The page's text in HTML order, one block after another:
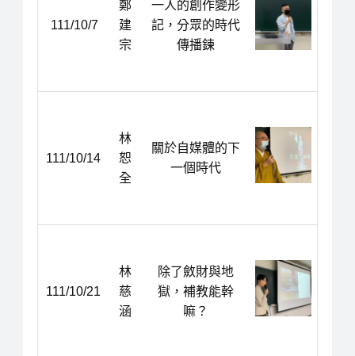
111/10/7
鄭
建
宗
一人的創作變形
記，分眾的時代
傳播鍊
111/10/14
林
恕
全
關於自媒體的下
一個時代
111/10/21
林
慈
涵
除了斂財與地
獄，補教能幹
嘛？